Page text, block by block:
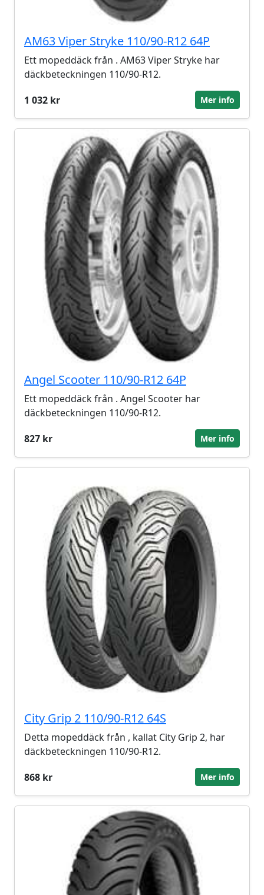
AM63 Viper Stryke 110/90-R12 64P
Ett mopeddäck från . AM63 Viper Stryke har
däckbeteckningen 110/90-R12.
1 032 kr
Mer info
Angel Scooter 110/90-R12 64P
Ett mopeddäck från . Angel Scooter har
däckbeteckningen 110/90-R12.
827 kr
Mer info
City Grip 2 110/90-R12 64S
Detta mopeddäck från , kallat City Grip 2, har
däckbeteckningen 110/90-R12.
868 kr
Mer info